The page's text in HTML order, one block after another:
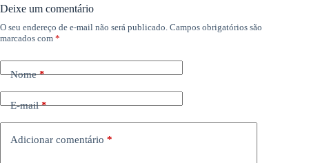
Deixe um comentário
O seu endereço de e-mail não será publicado. Campos obrigatórios são
marcados com *
Nome*
E-mail*
Adicionar comentário *